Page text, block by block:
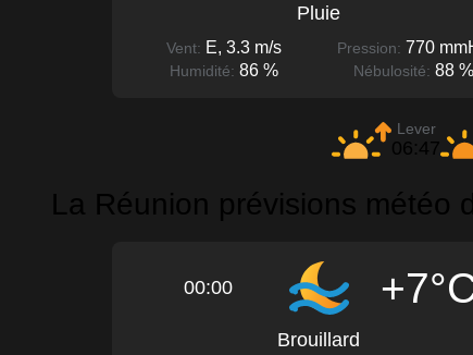
Pluie
Vent: E, 3.3 m/s Pression: 770
Humidité: 86 % Nébulosité: 88 %
Lever
06:47
La Réunion prévisions météo
00:00
Brouillard